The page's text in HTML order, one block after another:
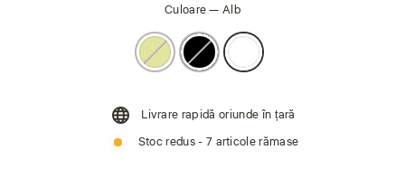
Culoare—Alb
Livrare rapidă oriunde în țară
Stoc redus - 7 articole rămase